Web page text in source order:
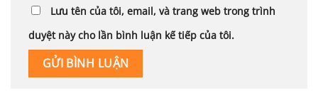
Lưu tên của tôi, email, và trang web trong trình
duyệt này cho lần bình luận kế tiếp của tôi.